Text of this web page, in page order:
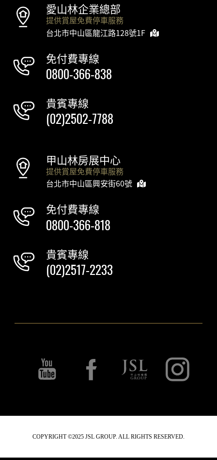
愛山林企業總部
提供賞屋免費停車服務
台北市中山區龍江路128號1F
免付費專線
0800-366-838
貴賓專線
(02)2502-7788
甲山林房展中心
提供賞屋免費停車服務
台北市中山區興安街60號
免付費專線
0800-366-818
貴賓專線
(02)2517-2233
COPYRIGHT ©2025 JSL GROUP. ALL RIGHTS RESERVED.